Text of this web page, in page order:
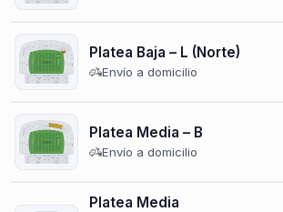
Platea Baja – L (Norte)
Envío a domicilio
Platea Media – B
Envío a domicilio
Platea Media